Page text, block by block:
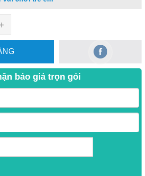
báo giá trọn gói